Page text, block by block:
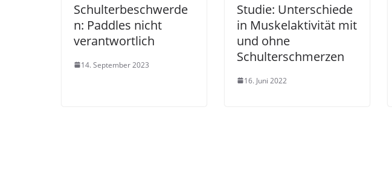
Schulterbeschwerde
n: Paddles nicht
verantwortlich
14. September 2023
Studie: Unterschiede
in Muskelaktivität mit
und ohne
Schulterschmerzen
16. Juni 2022